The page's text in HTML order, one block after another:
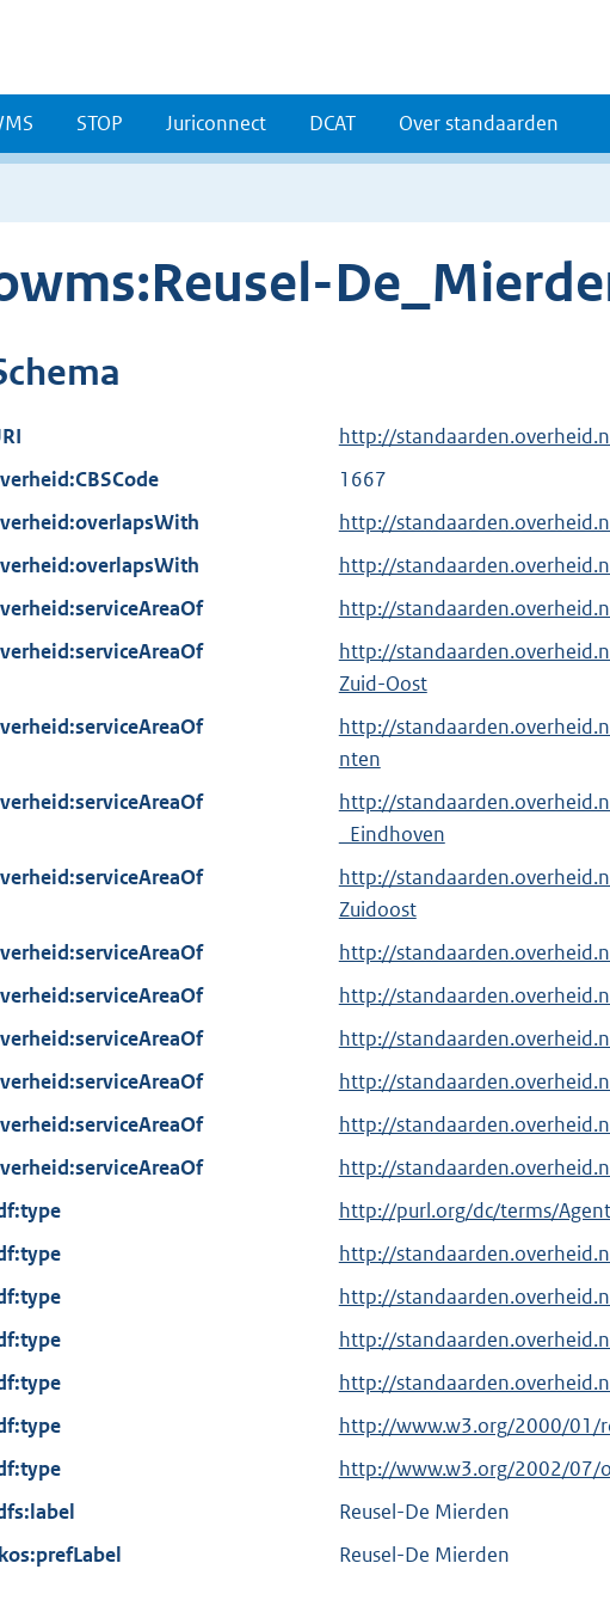
STOP Juriconnect DCAT Over standaarden
http://
1667
http://
http://
http://
http://
Zuid-Oost
http://
nten
http://
_Eindhoven
http://
Zuidoost
http://
http://
http://
http://
http://
http://
E
x
e
r
n
l
i
n
:
http://purl.org/dc/terms/Agent
http://
http://
http://
http://
E
x
e
r
http://www.w3.org/2000/01/
E
x
e
http://www.w3.org/2002/07/
Reusel-De Mierden
Reusel-De Mierden